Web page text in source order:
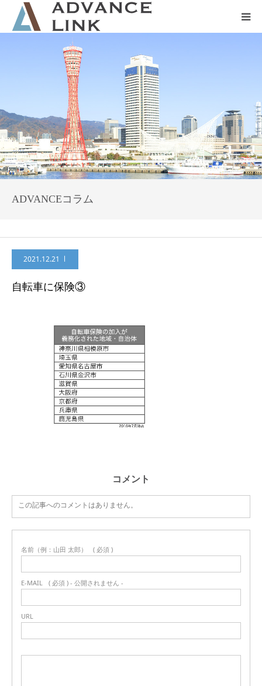
ADVANCEコラム
2021.12.21
自転車に保険③
コメント
この記事へのコメントはありません。
名前（例：山田 太郎） ( 必須 )
E-MAIL ( 必須 ) - 公開されません -
URL
会社概要
ネット保険
事業保険